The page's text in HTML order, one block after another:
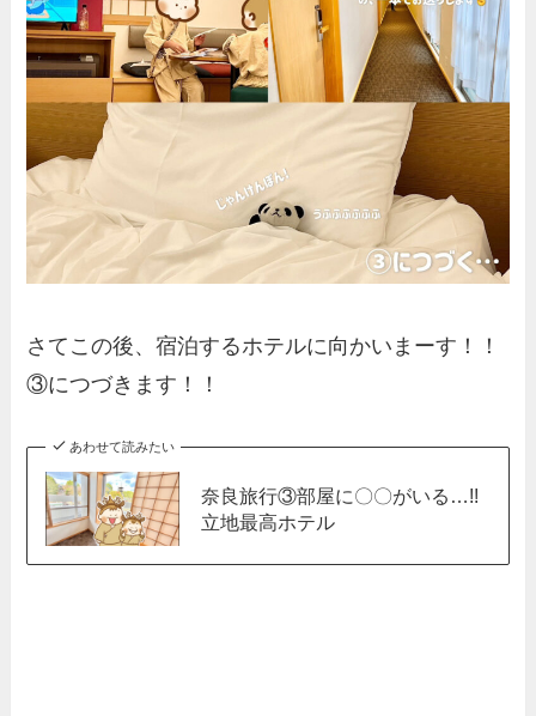
さてこの後、宿泊するホテルに向かいまーす！！
③につづきます！！
あわせて読みたい
奈良旅行③部屋に〇〇がいる…!!
立地最高ホテル